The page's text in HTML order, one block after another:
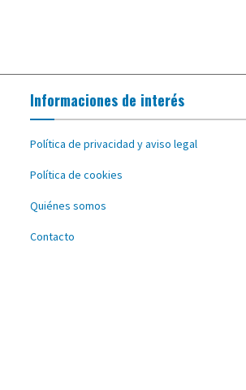
Informaciones de interés
Política de privacidad y aviso legal
Política de cookies
Quiénes somos
Contacto